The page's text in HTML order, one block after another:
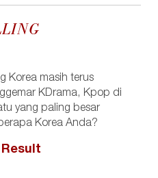
Korea masih terus
KDrama, Kpop di
yang paling besar
Korea Anda?